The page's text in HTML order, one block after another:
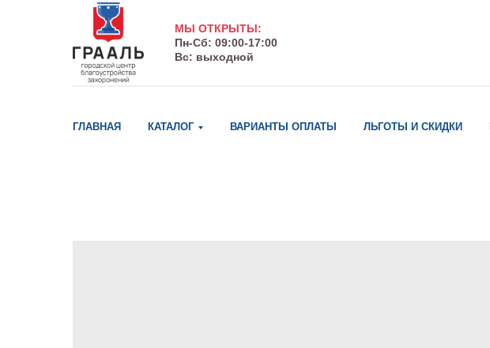
МЫ ОТКРЫТЫ:
Пн-Сб: 09:00-17:00
Вс: выходной
ГЛАВНАЯ КАТАЛОГ ВАРИАНТЫ ОПЛАТЫ ЛЬГОТЫ И СКИДКИ